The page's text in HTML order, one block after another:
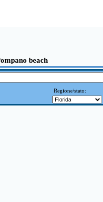
beach
Regione/stato: